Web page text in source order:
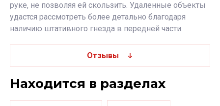
руке, не позволяя ей скользить. Удаленные объекты
удастся рассмотреть более детально благодаря
наличию штативного гнезда в передней части.
Отзывы
Находится в разделах